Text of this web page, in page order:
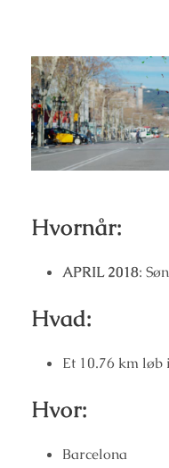
Hvornår:
APRIL 2018:
Hvad:
Et 10.76 km løb
Hvor:
Barcelona